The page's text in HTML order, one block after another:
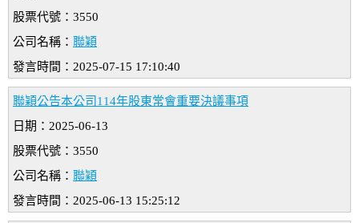
股票代號：3550
公司名稱： 聯穎
發言時間：2025-07-15 17:10:40
聯穎公告本公司114年股東常會重要決議事項
日期：2025-06-13
股票代號：3550
公司名稱： 聯穎
發言時間：2025-06-13 15:25:12